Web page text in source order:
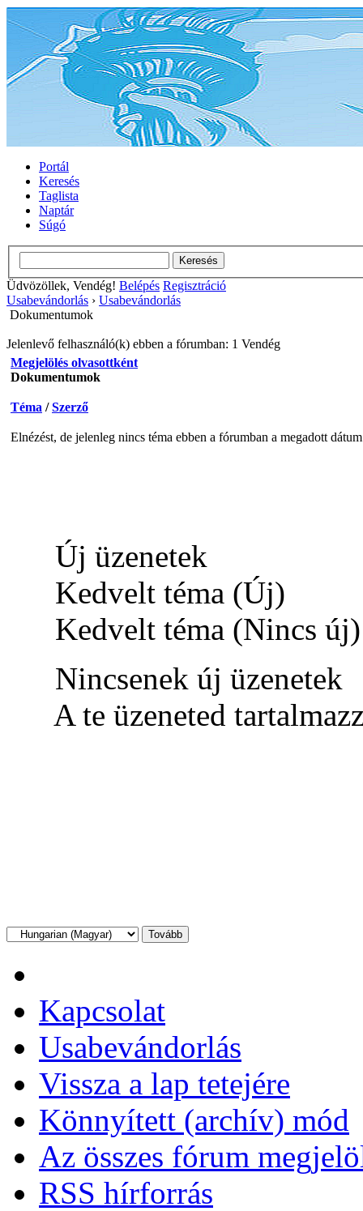
Portál
Keresés
Taglista
Naptár
Súgó
Üdvözöllek, Vendég! Belépés Regisztráció
Usabevándorlás › Usabevándorlás
Dokumentumok
Jelenlevő felhasználó(k) ebben a fórumban: 1 Vendég
Megjelölés olvasottként
Dokumentumok
Téma /Szerző
Elnézést, de jelenleg nincs téma ebben a fórumban a megadott
Új üzenetek
Kedvelt téma (Új)
Kedvelt téma (Nincs új)
Nincsenek új üzenetek
A te üzeneted
Kapcsolat
Usabevándorlás
Vissza a lap tetejére
Könnyített (archív) mód
Az összes fórum
RSS hírforrás